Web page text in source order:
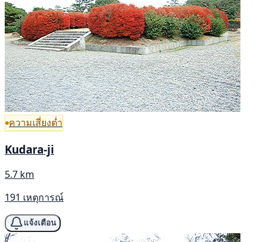
ความเสี่ยงต่ำ
Kudara-ji
5.7 km
191 เหตุการณ์
แจ้งเตือน